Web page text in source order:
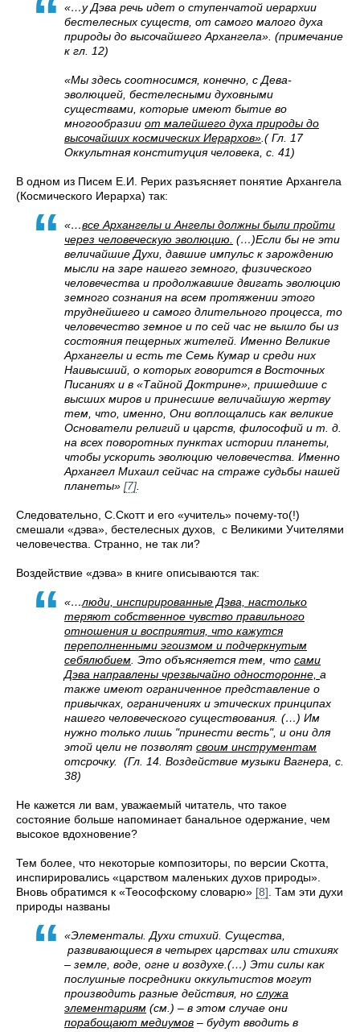
«…у Дэва речь идет о ступенчатой иерархии
бестелесных существ, от самого малого духа
природы до высочайшего Архангела». (примечание
к гл. 12)
«Мы здесь соотносимся, конечно, с Дева-
эволюцией, бестелесными духовными
существами, которые имеют бытие во
многообразии от малейшего духа природы до
высочайших космических Иерархов» .( Гл. 17
Оккультная конституция человека, с. 41)
В одном из Писем Е.И. Рерих разъясняет понятие Архангела
(Космического Иерарха) так:
«…все Архангелы и Ангелы должны были пройти
через человеческую эволюцию. (…)Если бы не эти
величайшие Духи, давшие импульс к зарождению
мысли на заре нашего земного, физического
человечества и продолжавшие двигать эволюцию
земного сознания на всем протяжении этого
труднейшего и самого длительного процесса, то
человечество земное и по сей час не вышло бы из
состояния пещерных жителей. Именно Великие
Архангелы и есть те Семь Кумар и среди них
Наивысший, о которых говорится в Восточных
Писаниях и в «Тайной Доктрине», пришедшие с
высших миров и принесшие величайшую жертву
тем, что, именно, Они воплощались как великие
Основатели религий и царств, философий и т. д.
на всех поворотных пунктах истории планеты,
чтобы ускорить эволюцию человечества. Именно
Архангел Михаил сейчас на страже судьбы нашей
планеты» [7]
Следовательно, С.Скотт и его «учитель» почему-то(!)
смешали «дэва», бестелесных духов, с Великими Учителями
человечества. Странно, не так ли?
Воздействие «дэва» в книге описываются так:
«…люди, инспирированные Дэва, настолько
теряют собственное чувство правильного
отношения и восприятия, что кажутся
переполненными эгоизмом и подчеркнутым
себялюбием . Это объясняется тем, что сами
Дэва направлены чрезвычайно односторонне, а
также имеют ограниченное представление о
привычках, ограничениях и этических принципах
нашего человеческого существования. (…) Им
нужно только лишь "принести весть", и они для
этой цели не позволят своим инструментам
отсрочку. (Гл. 14. Воздействие музыки Вагнера, с.
38)
Не кажется ли вам, уважаемый читатель, что такое
состояние больше напоминает банальное одержание, чем
высокое вдохновение?
Тем более, что некоторые композиторы, по версии Скотта,
инспирировались «царством маленьких духов природы».
Вновь обратимся к «Теософскому словарю» [8] . Там эти духи
природы названы
«Элементалы. Духи стихий. Существа,
развивающиеся в четырех царствах или стихиях
– земле, воде, огне и воздухе.(…) Эти силы как
послушные посредники оккультистов могут
производить разные действия, но служа
элементариям (см.) – в этом случае они
порабощают медиумов – будут вводить в